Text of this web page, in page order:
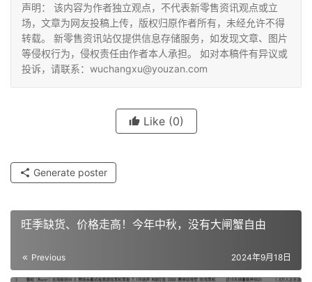
代。
这是通义大模型商业化的困境，也是多数AI大模型企业的难
题。
声明： 该内容为作者独立观点，不代表新零售资讯观点或立
场，文章为网友投稿上传，版权归原作者所有，未经允许不得
投诉，请联系：wuchangxu@youzan.com
Like(0)
Generate poster